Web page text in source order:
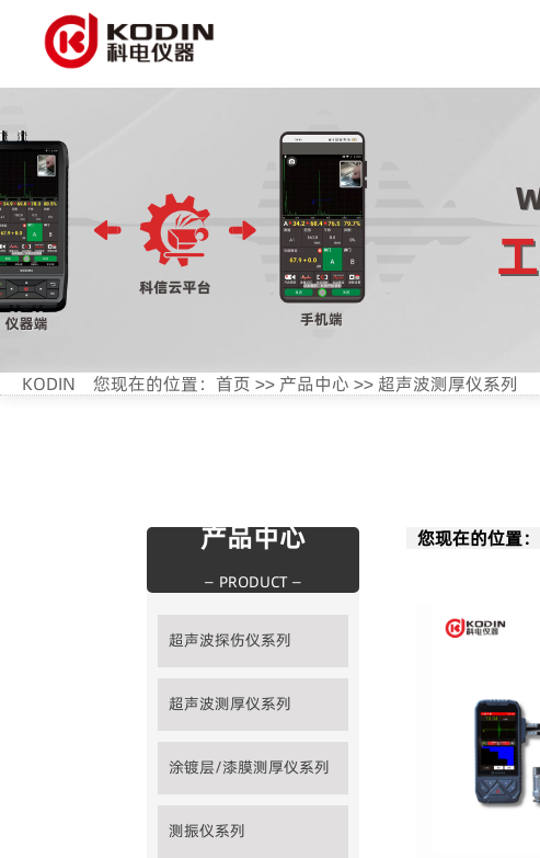
KODIN 您现在的位置： 首页 >> 产品中心 >> 超声波测厚仪系列
产品中心
— PRODUCT —
超声波探伤仪系列
超声波测厚仪系列
涂镀层/漆膜测厚仪系列
测振仪系列
您现在的位置：